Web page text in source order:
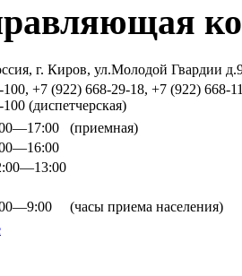
г. Киров, ул.Молодой Гвардии
+7 (922) 668-29-18, +7 (922) 668-
(диспетчерская)
(приемная)
(часы приема населения)